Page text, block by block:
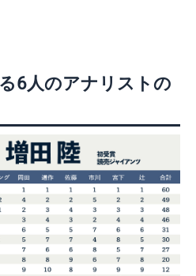
6人のアナリストの